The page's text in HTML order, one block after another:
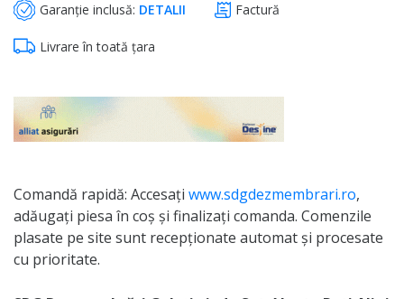
Garanție inclusă: DETALII Factură
Livrare în toată țara
Comandă rapidă: Accesați www.sdgdezmembrari.ro,
adăugați piesa în coș și finalizați comanda. Comenzile
plasate pe site sunt recepționate automat și procesate
cu prioritate.